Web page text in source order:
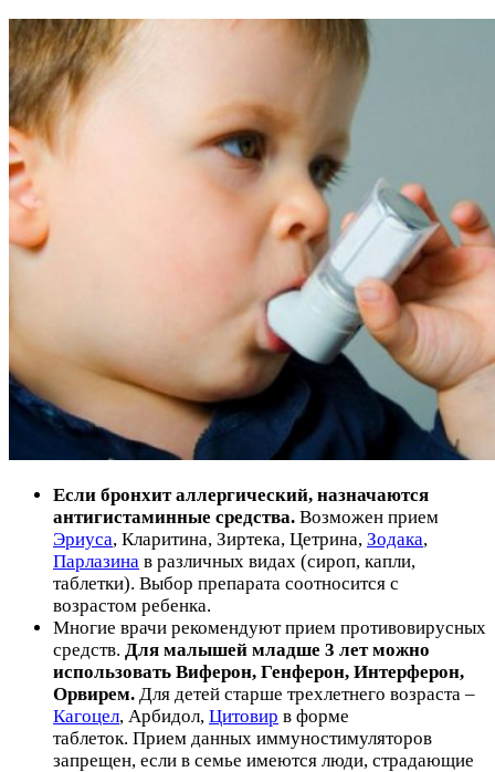
Если бронхит аллергический, назначаются
антигистаминные средства. Возможен прием
Эриуса, Кларитина, Зиртека, Цетрина, Зодака,
Парлазина в различных видах (сироп, капли,
таблетки). Выбор препарата соотносится с
возрастом ребенка.
Многие врачи рекомендуют прием противовирусных
средств. Для малышей младше 3 лет можно
использовать Виферон, Генферон, Интерферон,
Орвирем. Для детей старше трехлетнего возраста –
Кагоцел, Арбидол, Цитовир в форме
таблеток. Прием данных иммуностимуляторов
запрещен, если в семье имеются люди, страдающие